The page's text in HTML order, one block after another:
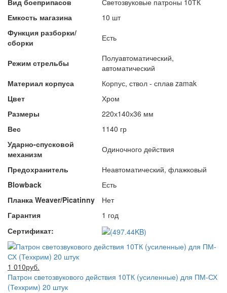
Вид боеприпасов
Светозвуковые патроны 10ТК
Емкость магазина
10 шт
Функция разборки/
сборки
Есть
Режим стрельбы
Полуавтоматический,
автоматический
Материал корпуса
Корпус, ствол - сплав zamak
Цвет
Хром
Размеры
220х140х36 мм
Вес
1140 гр
Ударно-спусковой
механизм
Одиночного действия
Предохранитель
Неавтоматический, флажковый
Blowback
Есть
Планка Weaver/Picatinny
Нет
Гарантия
1 год
Сертификат:
1 010руб.
Патрон светозвукового действия 10ТК (усиленные) для ПМ-СХ
(Техкрим) 20 штук